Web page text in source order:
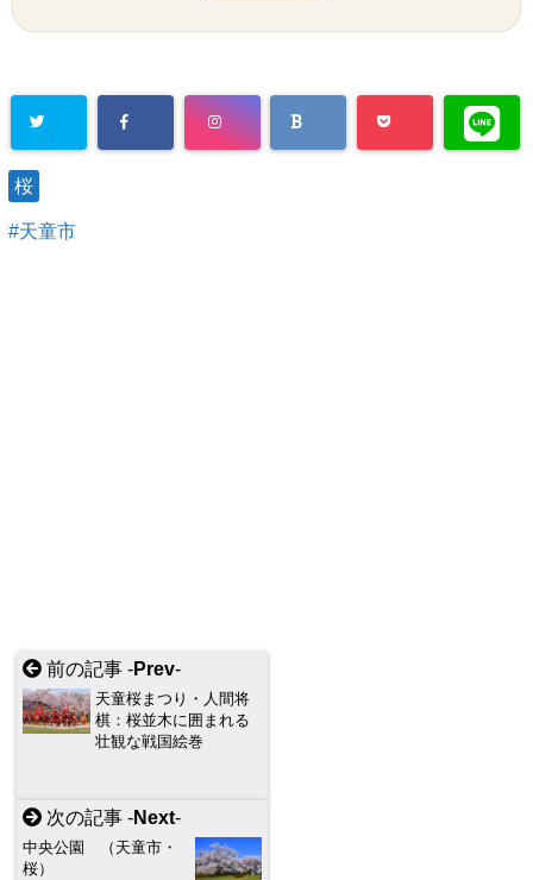
桜
天童市
前の記事 -Prev-
天童桜まつり・人間将
棋：桜並木に囲まれる
壮観な戦国絵巻
次の記事 -Next-
中央公園 （天童市・
桜）